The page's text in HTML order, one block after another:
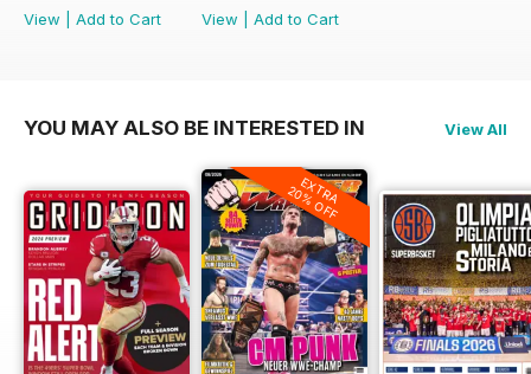
View
Add to Cart
View
Add to Cart
YOU MAY ALSO BE INTERESTED IN View All
EXTRA
20% OFF